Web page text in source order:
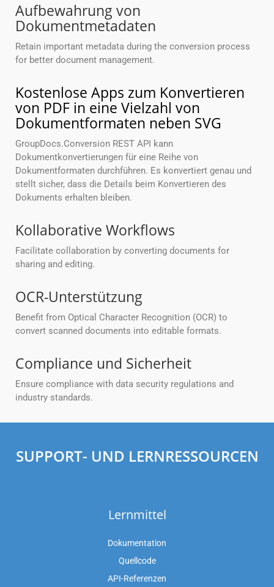
Aufbewahrung von
Dokumentmetadaten
Retain important metadata during the conversion process
for better document management.
Kostenlose Apps zum Konvertieren
von PDF in eine Vielzahl von
Dokumentformaten neben SVG
GroupDocs.Conversion REST API kann
Dokumentkonvertierungen für eine Reihe von
Dokumentformaten durchführen. Es konvertiert genau und
stellt sicher, dass die Details beim Konvertieren des
Dokuments erhalten bleiben.
Kollaborative Workflows
Facilitate collaboration by converting documents for
sharing and editing.
OCR-Unterstützung
Benefit from Optical Character Recognition (OCR) to
convert scanned documents into editable formats.
Compliance und Sicherheit
Ensure compliance with data security regulations and
industry standards.
SUPPORT- UND LERNRESSOURCEN
Lernmittel
Dokumentation
Quellcode
API-Referenzen